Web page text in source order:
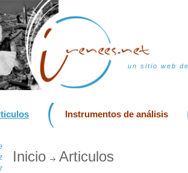
un sitio web
Instrumentos de análisis
Inicio Articulos